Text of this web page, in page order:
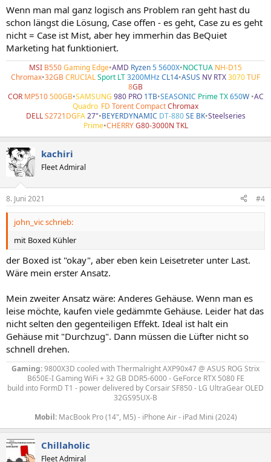
Wenn man mal ganz logisch ans Problem ran geht hast du
schon längst die Lösung, Case offen - es geht, Case zu es geht
nicht = Case ist Mist, aber hey immerhin das BeQuiet
Marketing hat funktioniert.
MSI B550Gaming Edge•AMD Ryzen5 5600X•NOCTUA NH-D15
Chromax•32GBCRUCIALSport LT3200MHzCL14•ASUS NV RTX3070TUF
8GB
COR MP510 500GB•SAMSUNG 980 PRO 1TB•SEASONIC Prime TX 650W•AC
Quadro FD Torent CompactChromax
DELL S2721DGFA 27"•BEYERDYNAMIC DT-880SE BK•Steelseries
Prime•CHERRY G80-3000N TKL
kachiri
Fleet Admiral
8. Juni 2021 #4
john_vic schrieb:
mit Boxed Kühler
der Boxed ist "okay", aber eben kein Leisetreter unter Last.
Wäre mein erster Ansatz.
Mein zweiter Ansatz wäre: Anderes Gehäuse. Wenn man es
leise möchte, kaufen viele gedämmte Gehäuse. Leider hat das
nicht selten den gegenteiligen Effekt. Ideal ist halt ein
Gehäuse mit "Durchzug". Dann müssen die Lüfter nicht so
schnell drehen.
Gaming:9800X3D cooled with Thermalright AXP90x47@ ASUS ROG Strix
B650E-I Gaming WiFi + 32 GB DDR5-6000 - GeForce RTX 5080 FE
build into FormD T1 - power delivered byCorsair SF850 - LG UltraGear OLED
32GS95UX-B
Mobil:MacBook Pro (14", M5) - iPhone Air - iPad Mini (2024)
Chillaholic
Fleet Admiral